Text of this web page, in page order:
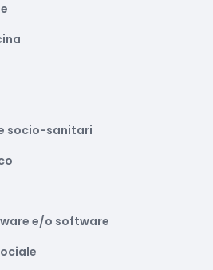
socio-sanitari
e/o software